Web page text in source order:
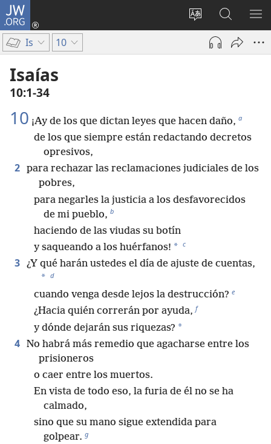
JW.ORG
Cambiar
idioma
del sitio
Iniciar
sesión
en
jw.org
Is 10
Isaías
10:1-34
10 ¡Ay de los que dictan leyes que hacen daño, a
de los que siempre están redactando decretos
opresivos,
2 para rechazar las reclamaciones judiciales de los
pobres,
para negarles la justicia a los desfavorecidos
de mi pueblo, b
haciendo de las viudas su botín
y saqueando a los huérfanos! * c
3 ¿Y qué harán ustedes el día de ajuste de cuentas,
* d
cuando venga desde lejos la destrucción? e
¿Hacia quién correrán por ayuda, f
y dónde dejarán sus riquezas? *
4 No habrá más remedio que agacharse entre los
prisioneros
o caer entre los muertos.
En vista de todo eso, la furia de él no se ha
calmado,
sino que su mano sigue extendida para
golpear. g